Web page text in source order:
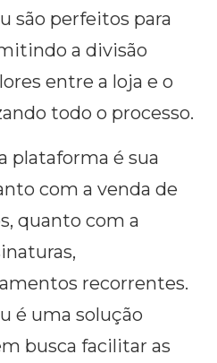
são perfeitos para
a divisão
entre a loja e o
todo o processo.
plataforma é sua
com a venda de
quanto com a
recorrentes.
é uma solução
busca facilitar as